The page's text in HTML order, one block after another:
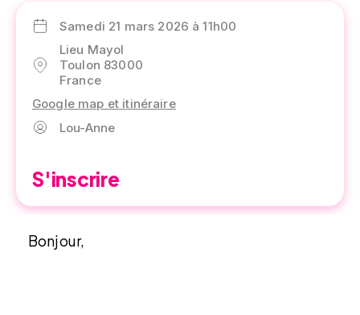
Samedi 21 mars 2026 à 11h00
Lieu Mayol
Toulon 83000
France
Google map et itinéraire
Lou-Anne
S'inscrire
Bonjour,